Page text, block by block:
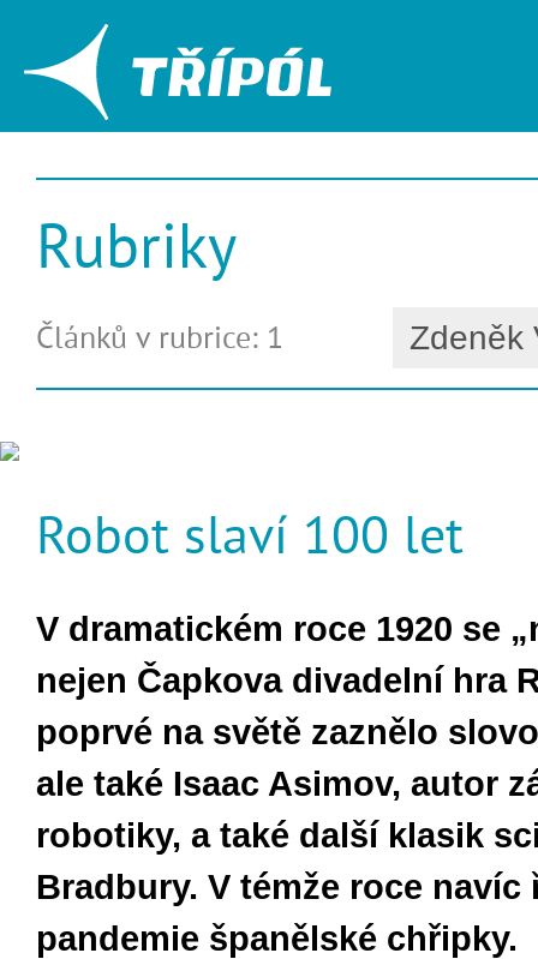
Rubriky
Článků v rubrice: 1
Robot slaví 100 let
V dramatickém roce 1920 se
nejen Čapkova divadelní hra
poprvé na světě zaznělo
ale také Isaac Asimov, autor
robotiky, a také další klasik
Bradbury. V témže roce navíc
pandemie španělské chřipky.